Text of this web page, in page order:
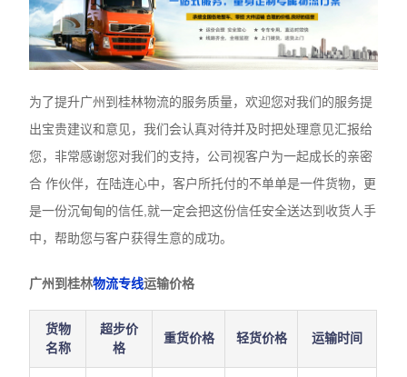
为了提升广州到桂林物流的服务质量，欢迎您对我们的服务提
出宝贵建议和意见，我们会认真对待并及时把处理意见汇报给
您，非常感谢您对我们的支持，公司视客户为一起成长的亲密
合 作伙伴，在陆连心中，客户所托付的不单单是一件货物，更
是一份沉甸甸的信任,就一定会把这份信任安全送达到收货人手
中，帮助您与客户获得生意的成功。
广州到桂林物流专线运输价格
货物
名称
超步价
格
重货价格 轻货价格 运输时间